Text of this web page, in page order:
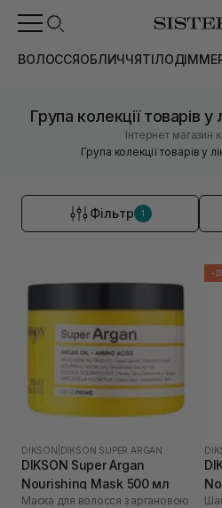
ВОЛОССЯОБЛИЧЧЯТІЛОДІМ
Група колекції товарів у
Інтернет магазин
Група колекції товарів у
Фільтр 1
DIKSON DIKSON SUPER ARGAN
DIKSON Super Argan
Nourishing Mask 500 мл
Маска для волосся з аргановою
-
мл